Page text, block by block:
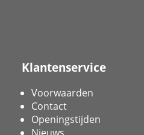
Klantenservice
Voorwaarden
Contact
Openingstijden